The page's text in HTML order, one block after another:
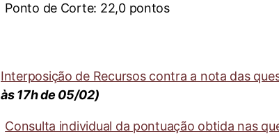
Ponto de Corte: 22,0 pontos
Interposição de Recursos contra a nota das
às 17h de 05/02)
Consulta individual da pontuação obtida nas